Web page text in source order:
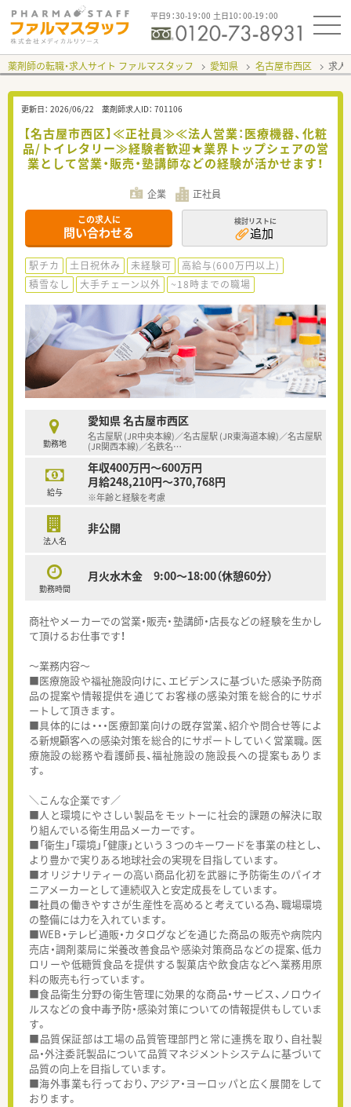
平日9：30-19：00 土日10：00-19：00
薬剤師の転職・求人サイト ファルマスタッフ 愛知県 名古屋市西区 求人
更新日： 2026/06/22 薬剤師求人ID： 701106
【名古屋市西区】≪正社員≫≪法人営業：医療機器、化粧
品/トイレタリー≫経験者歓迎★業界トップシェアの営
業として営業・販売・塾講師などの経験が活かせます！
企業 正社員
この求人に
問い合わせる
検討リストに
追加
駅チカ 土日祝休み 未経験可
高給与(600万円以上)
積雪なし
大手チェーン以外 ~18時までの職場
勤務地
愛知県 名古屋市西区
名古屋駅 (JR中央本線)／名古屋駅 (JR東海道本線)／名古屋駅
(JR関西本線)／名鉄名…
給与
年収400万円～600万円
月給248,210円～370,768円
※年齢と経験を考慮
法人名
非公開
勤務時間
月火水木金 9:00～18:00（休憩60分）
商社やメーカーでの営業・販売・塾講師・店長などの経験を生かし
て頂けるお仕事です！
～業務内容～
■医療施設や福祉施設向けに、エビデンスに基づいた感染予防商
品の提案や情報提供を通じてお客様の感染対策を総合的にサポ
ートして頂きます。
■具体的には・・・医療卸業向けの既存営業、紹介や問合せ等によ
る新規顧客への感染対策を総合的にサポートしていく営業職。医
療施設の総務や看護師長、福祉施設の施設長への提案もありま
す。
＼こんな企業です／
■人と環境にやさしい製品をモットーに社会的課題の解決に取
り組んでいる衛生用品メーカーです。
■「衛生」「環境」「健康」という３つのキーワードを事業の柱とし、
より豊かで実りある地球社会の実現を目指しています。
■オリジナリティーの高い商品化初を武器に予防衛生のパイオ
ニアメーカーとして連続収入と安定成長をしています。
■社員の働きやすさが生産性を高めると考えている為、職場環境
の整備には力を入れています。
■WEB・テレビ通販・カタログなどを通じた商品の販売や病院内
売店・調剤薬局に栄養改善食品や感染対策商品などの提案、低カ
ロリーや低糖質食品を提供する製菓店や飲食店などへ業務用原
料の販売も行っています。
■食品衛生分野の衛生管理に効果的な商品・サービス、ノロウイ
ルスなどの食中毒予防・感染対策についての情報提供もしていま
す。
■品質保証部は工場の品質管理部門と常に連携を取り、自社製
品・外注委託製品について品質マネジメントシステムに基づいて
品質の向上を目指しています。
■海外事業も行っており、アジア・ヨーロッパと広く展開をして
おります。